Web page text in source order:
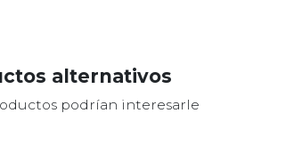
alternativos
podrían interesarle